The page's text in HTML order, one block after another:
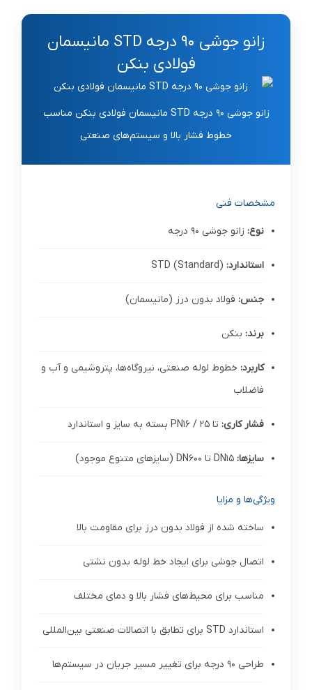
زانو جوشی 90 درجه STD مانیسمان
فولادی بنکن
زانو جوشی 90 درجه STD مانیسمان فولادی بنکن مناسب
خطوط فشار بالا و سیستم‌های صنعتی
مشخصات فنی
نوع: زانو جوشی 90 درجه
استاندارد:
جنس: فولاد بدون درز (مانیسمان)
برند: بنکن
کاربرد: خطوط لوله صنعتی، نیروگاه‌ها، پتروشیمی و آب و
فاضلاب
فشار کاری: تا PN16 / 25 بسته به سایز و استاندارد
سایزها:
ویژگی‌ها و مزایا
ساخته شده از فولاد بدون درز برای مقاومت بالا
اتصال جوشی برای ایجاد خط لوله بدون نشتی
مناسب برای محیط‌های فشار بالا و دمای مختلف
استاندارد STD برای تطابق با اتصالات صنعتی بین‌المللی
طراحی 90 درجه برای تغییر مسیر جریان در سیستم‌ها